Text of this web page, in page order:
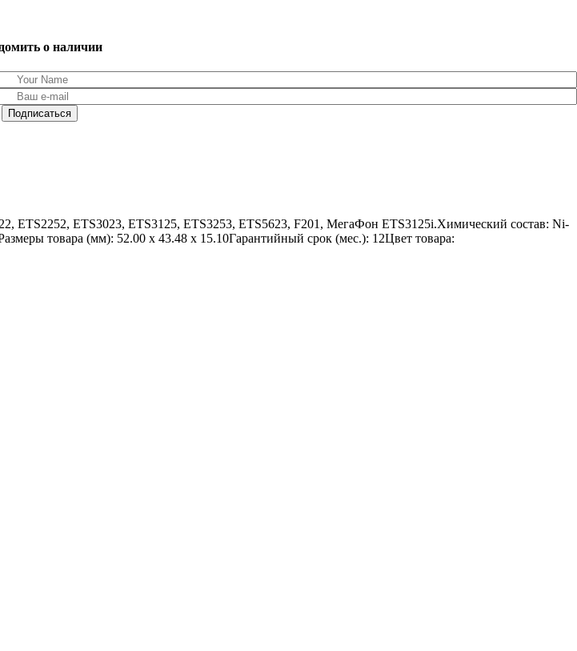
о наличии
ETS2252, ETS3023, ETS3125, ETS3253, ETS5623, F201, МегаФон ETS3125i.Химический состав: Ni-
товара (мм): 52.00 x 43.48 x 15.10Гарантийный срок (мес.): 12Цвет товара: